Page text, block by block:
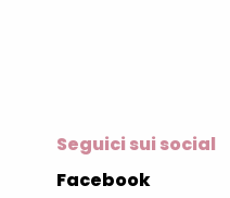
Seguici sui social
Facebook